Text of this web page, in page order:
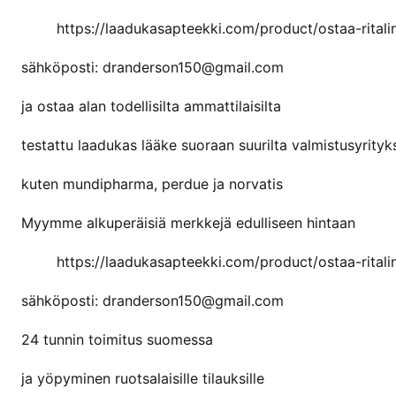
https://laadukasapteekki.com/product/ostaa-
sähköposti: dranderson150@gmail.com
ja ostaa alan todellisilta ammattilaisilta
testattu laadukas lääke suoraan suurilta
kuten mundipharma, perdue ja norvatis
Myymme alkuperäisiä merkkejä edulliseen hintaan
https://laadukasapteekki.com/product/ostaa-
sähköposti: dranderson150@gmail.com
24 tunnin toimitus suomessa
ja yöpyminen ruotsalaisille tilauksille